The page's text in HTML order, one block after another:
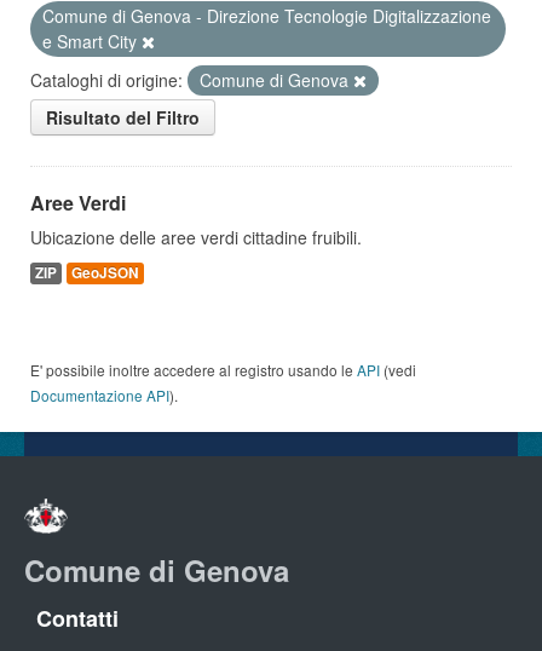
Comune di Genova - Direzione Tecnologie Digitalizzazione
e Smart City
Cataloghi di origine:
Comune di Genova
Risultato del Filtro
Aree Verdi
Ubicazione delle aree verdi cittadine fruibili.
ZIP GeoJSON
E' possibile inoltre accedere al registro usando le API (vedi
Documentazione API).
Comune di Genova
Contatti